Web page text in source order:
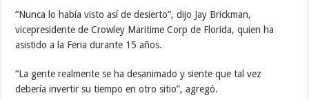
“Nunca lo había visto así de desierto”, dijo Jay Brickman,
vicepresidente de Crowley Maritime Corp de Florida, quien ha
asistido a la Feria durante 15 años.
“La gente realmente se ha desanimado y siente que tal vez
debería invertir su tiempo en otro sitio”, agregó.